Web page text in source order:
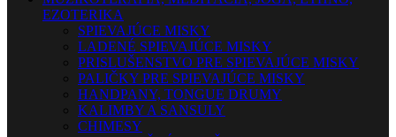
EZOTERIKA
SPIEVAJÚCE MISKY
LADENÉ SPIEVAJÚCE MISKY
PRISLUŠENSTVO PRE SPIEVAJÚCE MISKY
PALIČKY PRE SPIEVAJÚCE MISKY
HANDPANY, TONGUE DRUMY
KALIMBY A SANSULY
CHIMESY